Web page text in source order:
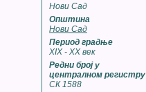
Нови Сад
Општина
Нови Сад
Период градње
XIX - XX век
Редни број у
централном регистру
СК 1588